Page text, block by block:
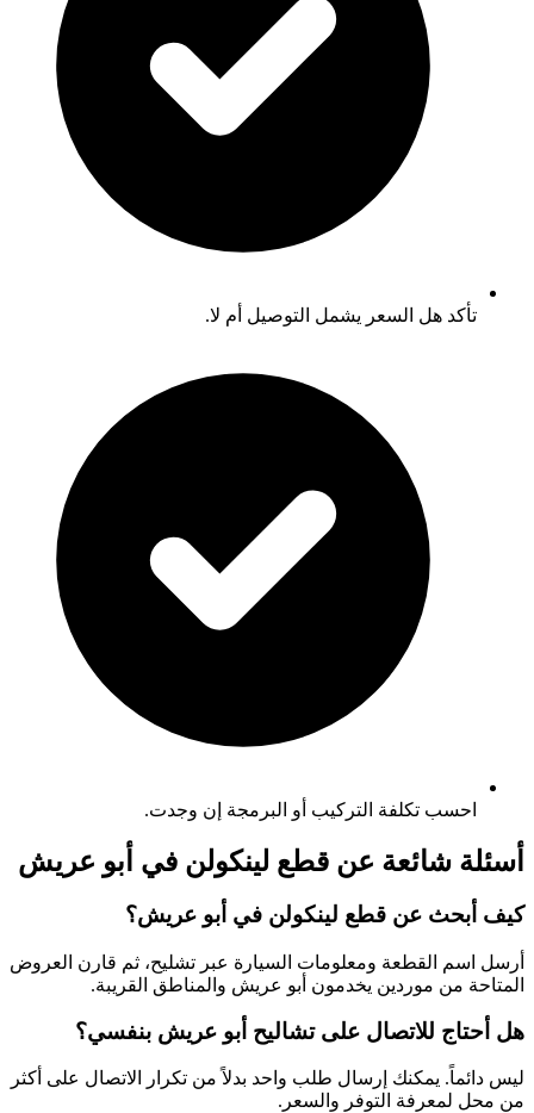
تأكد هل السعر يشمل التوصيل أم لا.
احسب تكلفة التركيب أو البرمجة إن وجدت.
أسئلة شائعة عن قطع لينكولن في أبو عريش
كيف أبحث عن قطع لينكولن في أبو عريش؟
أرسل اسم القطعة ومعلومات السيارة عبر تشليح، ثم قارن العروض
المتاحة من موردين يخدمون أبو عريش والمناطق القريبة.
هل أحتاج للاتصال على تشاليح أبو عريش بنفسي؟
ليس دائماً. يمكنك إرسال طلب واحد بدلاً من تكرار الاتصال على أكثر
من محل لمعرفة التوفر والسعر.